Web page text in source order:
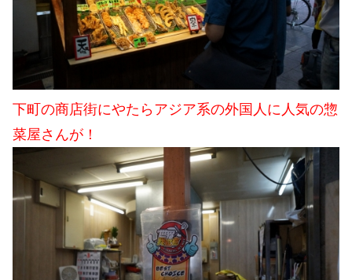
下町の商店街にやたらアジア系の外国人に人気の惣
菜屋さんが！